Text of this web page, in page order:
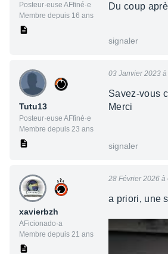
Posteur·euse AFfiné·e
Membre depuis 16 ans
Du coup
signaler
Tutu13
Posteur·euse AFfiné·e
Membre depuis 23 ans
03 Janvier 2023
Savez-vous
Merci
signaler
xavierbzh
AFicionado·a
Membre depuis 21 ans
28 Février 2026 à
a priori, une